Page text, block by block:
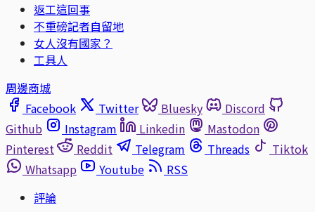
返工這回事
不重磅記者自留地
女人沒有國家？
工具人
周邊商城
Facebook
Twitter Bluesky
Discord
Github
Instagram Linkedin
Mastodon
Pinterest
Reddit Telegram Threads
Tiktok
Whatsapp
Youtube
RSS
評論